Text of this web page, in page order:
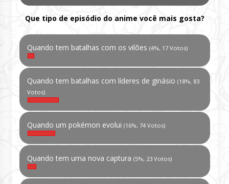
Que tipo de episódio do anime você mais gosta?
Quando tem batalhas com os vilões (4%, 17 Votos)
Quando tem batalhas com líderes de ginásio (18%, 83
Votos)
Quando um pokémon evolui (16%, 74 Votos)
Quando tem uma nova captura (5%, 23 Votos)